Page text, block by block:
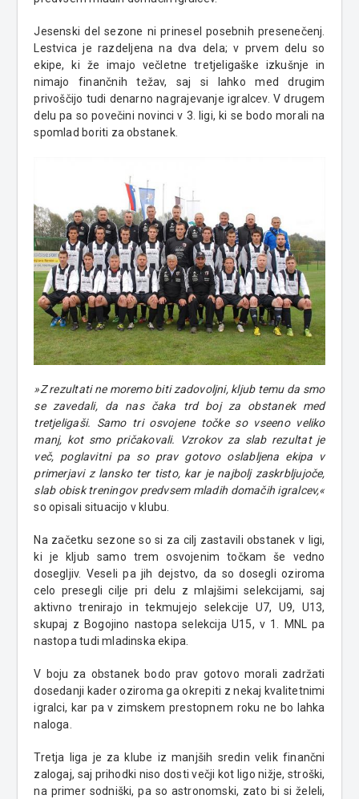
Jesenski del sezone ni prinesel posebnih presenečenj.
Lestvica je razdeljena na dva dela; v prvem delu so
ekipe, ki že imajo večletne tretjeligaške izkušnje in
nimajo finančnih težav, saj si lahko med drugim
privoščijo tudi denarno nagrajevanje igralcev. V drugem
delu pa so povečini novinci v 3. ligi, ki se bodo morali na
spomlad boriti za obstanek.
»Z rezultati ne moremo biti zadovoljni, kljub temu da smo
se zavedali, da nas čaka trd boj za obstanek med
tretjeligaši. Samo tri osvojene točke so vseeno veliko
manj, kot smo pričakovali. Vzrokov za slab rezultat je
več, poglavitni pa so prav gotovo oslabljena ekipa v
primerjavi z lansko ter tisto, kar je najbolj zaskrbljujoče,
slab obisk treningov predvsem mladih domačih igralcev,«
so opisali situacijo v klubu.
Na začetku sezone so si za cilj zastavili obstanek v ligi,
ki je kljub samo trem osvojenim točkam še vedno
dosegljiv. Veseli pa jih dejstvo, da so dosegli oziroma
celo presegli cilje pri delu z mlajšimi selekcijami, saj
aktivno trenirajo in tekmujejo selekcije U7, U9, U13,
skupaj z Bogojino nastopa selekcija U15, v 1. MNL pa
nastopa tudi mladinska ekipa.
V boju za obstanek bodo prav gotovo morali zadržati
dosedanji kader oziroma ga okrepiti z nekaj kvalitetnimi
igralci, kar pa v zimskem prestopnem roku ne bo lahka
naloga.
Tretja liga je za klube iz manjših sredin velik finančni
zalogaj, saj prihodki niso dosti večji kot ligo nižje, stroški,
na primer sodniški, pa so astronomski, zato bi si želeli,